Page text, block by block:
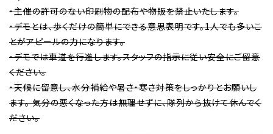
・主催の許可のない印刷物の配布や物販を禁止いたします。
・デモとは、歩くだけの簡単にできる意思表明です。1人でも多いこ
とがアピールの力になります。
・デモでは車道を行進します。スタッフの指示に従い安全にご留意
ください。
・天候に留意し、水分補給や暑さ・寒さ対策をしっかりとお願いし
ます。 気分の悪くなった方は無理せずに、隊列から抜けて休んでく
ださい。